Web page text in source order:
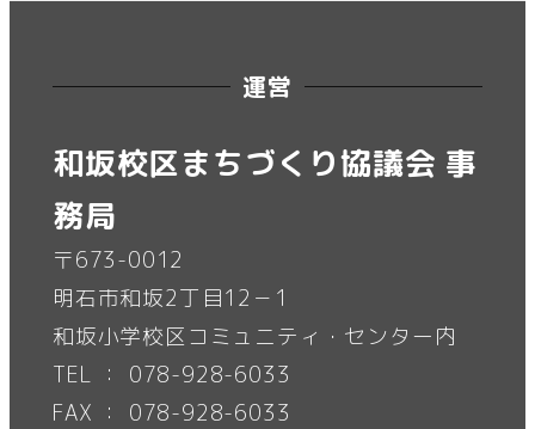
運営
和坂校区まちづくり協議会 事
務局
〒673-0012
明石市和坂2丁目12－1
和坂小学校区コミュニティ・センター内
TEL ： 078-928-6033
FAX ： 078-928-6033